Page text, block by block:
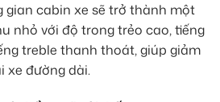
gian cabin xe sẽ trở thành một
nhỏ với độ trong trẻo cao, tiếng
treble thanh thoát, giúp giảm
xe đường dài.